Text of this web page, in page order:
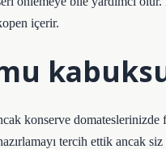
içerir.
konserve domateslerinizde
tercih ettik ancak